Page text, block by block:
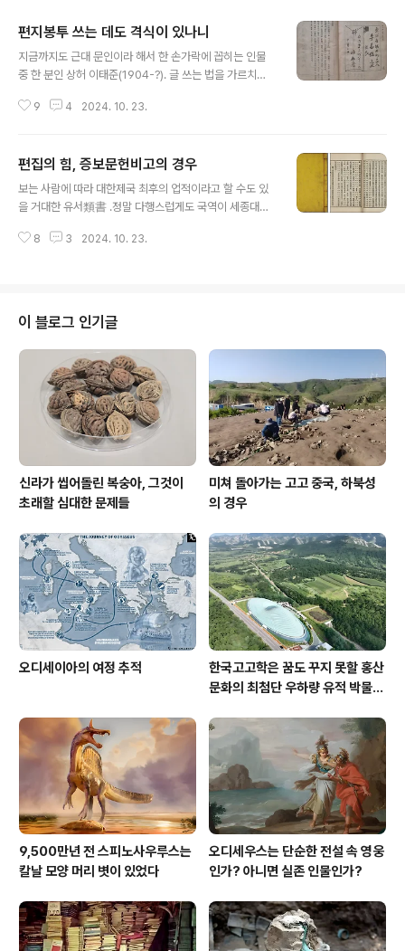
편지봉투 쓰는 데도 격식이 있나니
지금까지도 근대 문인이라 해서 한 손가락에 꼽히는 인물
중 한 분인 상허 이태준(1904-?). 글 쓰는 법을 가르치는
문강화》란 책을 낸 일은 잘 알려져있지 않다. 요즘이야 손
어 부치는 편지, 엽서, 간찰만이 멀리 있는 이에게 소식을
전하는 수단이었다.그런데 그걸 보내려면 봉투에 넣어
야 할 터. 거기 받을 사람의 주소를 제대로 적고 우표도 붙
나 방법이 달라진다. 헌데 당시에도 그 격식이 헷갈리는 분
9 4 2024. 10. 23.
편집의 힘, 증보문헌비고의 경우
보는 사람에 따라 대한제국 최후의 업적이라고 할 수도 있
을 거대한 유서類書 .정말 다행스럽게도 국역이 세종대왕
데, 생각보다 재미있다.특히나 원문을 살짝살짝 떼내어 짜
를, "서인庶人 백성이 문채文彩를 입지 못하는 것은 귀천
貴賤을 구별하고 존비尊卑를 분변하기 위한 까닭입니다.
문채 있는 물건은 모두 토산土産이 아니니, 사람마다 입는
다면 사치스럽고 참람됨이 절도節度가 없게 되고 재물을
소모하는 한탄이 있을 것입니다. 에 이르기를, '천자天子는
당堂이 9척尺이고 제후諸侯는 당이 7척이라'고 하여..
8 3 2024. 10. 23.
이 블로그 인기글
신라가 씹어돌린 복숭아, 그것이
초래할 심대한 문제들
미쳐 돌아가는 고고 중국, 하북성
의 경우
오디세이아의 여정 추적
한국고고학은 꿈도 꾸지 못할 홍산
문화의 최첨단 우하량 유적 박물관
9,500만년 전 스피노사우루스는
칼날 모양 머리 볏이 있었다
오디세우스는 단순한 전설 속 영웅
인가? 아니면 실존 인물인가?